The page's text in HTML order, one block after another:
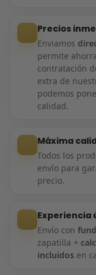
Precios
Enviamos
permite
contratación
extra de
podemos
calidad.
Máxima
Todos los
envío para
precio.
Experiencia
Envío con
zapatilla +
incluidos en